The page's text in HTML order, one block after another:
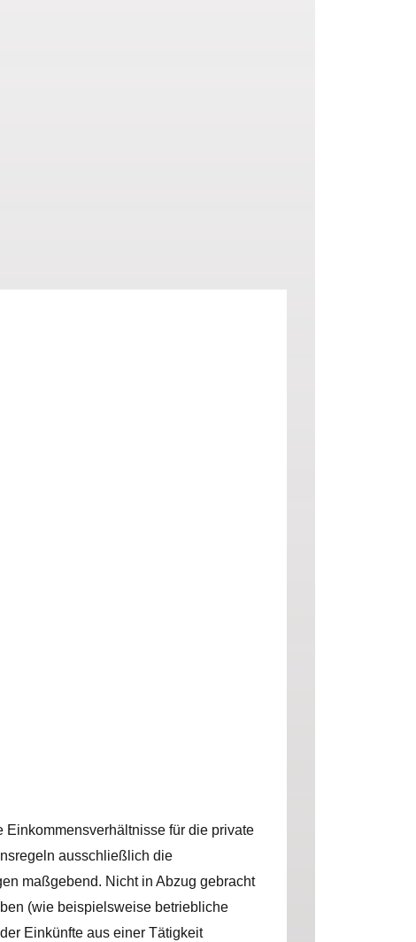
für die private
ausschließlich die
maßgebend. Nicht in Abzug gebracht
(wie beispielsweise betriebliche
Einkünfte aus einer Tätigkeit